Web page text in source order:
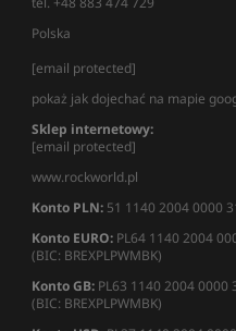
Polska
[email protected]
pokaż jak dojechać na mapie
Sklep internetowy:
[email protected]
www.rockworld.pl
Konto PLN: 51 1140 2004 0000
Konto EURO: PL64 1140 2004
(BIC: BREXPLPWMBK)
Konto GB: PL63 1140 2004 0000
(BIC: BREXPLPWMBK)